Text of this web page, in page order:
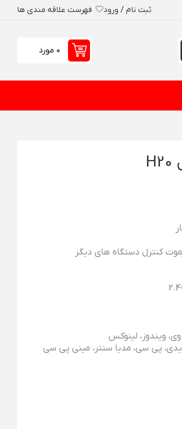
ثبت نام / ورود فهرست علاقه مندی ها
0 مورد
ویندوز، لینوکس
پی سی، مدیا سنتر، مینی پی سی